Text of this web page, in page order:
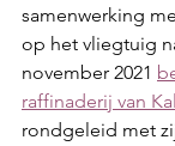
samenwerking
op het vliegtuig
november 2021
raffinaderij van
rondgeleid met